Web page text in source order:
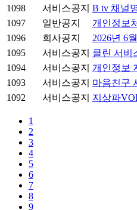
1098
서비스공지 B tv 채널
1097
일반공지 개인정보
1096
회사공지 2026년 6
1095
서비스공지 클린 서비
1094
서비스공지 개인정보
1093
서비스공지 마음친구
1092
서비스공지 지상파
1
2
3
4
5
6
7
8
9